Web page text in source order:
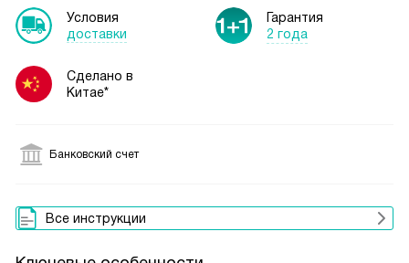
Условия
доставки
Гарантия
2 года
Сделано в
Китае*
Банковский счет
Все инструкции